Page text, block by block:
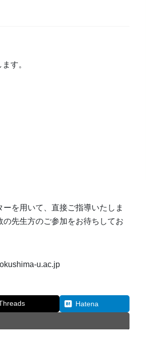
す。
を用いて、直接ご指導いたしま
先生方のご参加をお待ちしてお
u.ac.jp
Hatena